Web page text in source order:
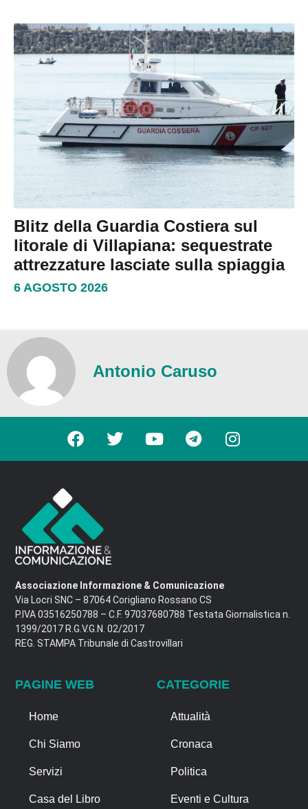
Blitz della Guardia Costiera sul
litorale di Villapiana: sequestrate
attrezzature lasciate sulla spiaggia
6 AGOSTO 2026
Antonio Caruso
Associazione Informazione & Comunicazione
Via Locri SNC – 87064 Corigliano Rossano CS
P.IVA 03516250788 – C.F. 97037680788 Testata Giornalistica n.
1399/2017 R.G.V.G.N. 02/2017
REG. STAMPA Tribunale di Castrovillari
PAGINE WEB
Home
Chi Siamo
Servizi
Casa del Libro
CATEGORIE
Attualità
Cronaca
Politica
Eventi e Cultura